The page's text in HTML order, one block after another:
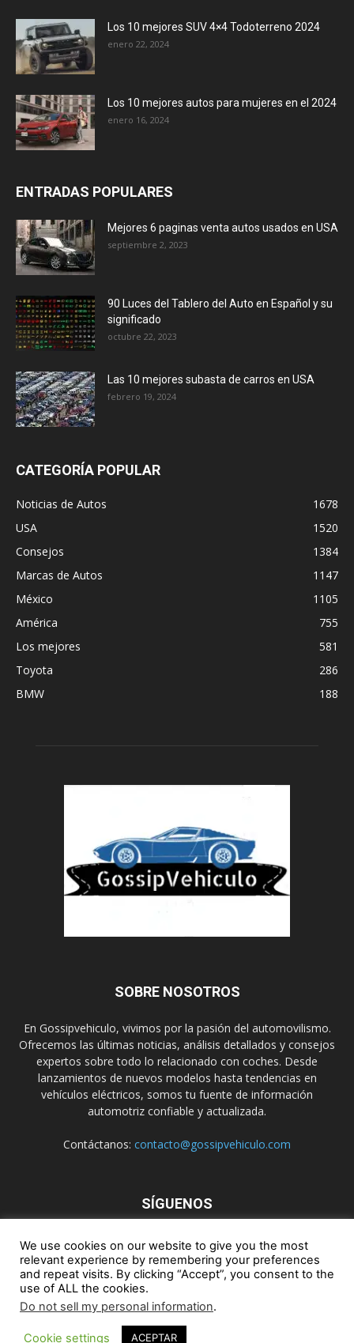
Los 10 mejores SUV 4×4 Todoterreno 2024
enero 22, 2024
Los 10 mejores autos para mujeres en el 2024
enero 16, 2024
ENTRADAS POPULARES
Mejores 6 paginas venta autos usados en USA
septiembre 2, 2023
90 Luces del Tablero del Auto en Español y su
significado
octubre 22, 2023
Las 10 mejores subasta de carros en USA
febrero 19, 2024
CATEGORÍA POPULAR
Noticias de Autos
1678
USA
1520
Consejos
1384
Marcas de Autos
1147
México
1105
América
755
Los mejores
581
Toyota
286
BMW
188
SOBRE NOSOTROS
En Gossipvehiculo, vivimos por la pasión del automovilismo.
Ofrecemos las últimas noticias, análisis detallados y consejos
expertos sobre todo lo relacionado con coches. Desde
lanzamientos de nuevos modelos hasta tendencias en
vehículos eléctricos, somos tu fuente de información
automotriz confiable y actualizada.
Contáctanos: contacto@gossipvehiculo.com
SÍGUENOS
Politica de Cookie Contacto
Politica de Privacidad
Terminos y Condiciones
We use cookies on our website to give you the most
relevant experience by remembering your preferences
and repeat visits. By clicking “Accept”, you consent to the
use of ALL the cookies.
Do not sell my personal information.
Cookie settings ACEPTAR